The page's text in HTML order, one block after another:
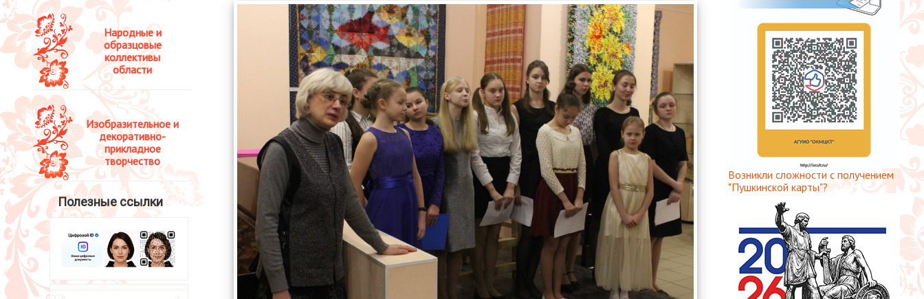
Народные и
образцовые
коллективы
области
Изобразительное и
декоративно-
прикладное
творчество
Полезные ссылки
Возникли сложности с получением
"Пушкинской карты"?